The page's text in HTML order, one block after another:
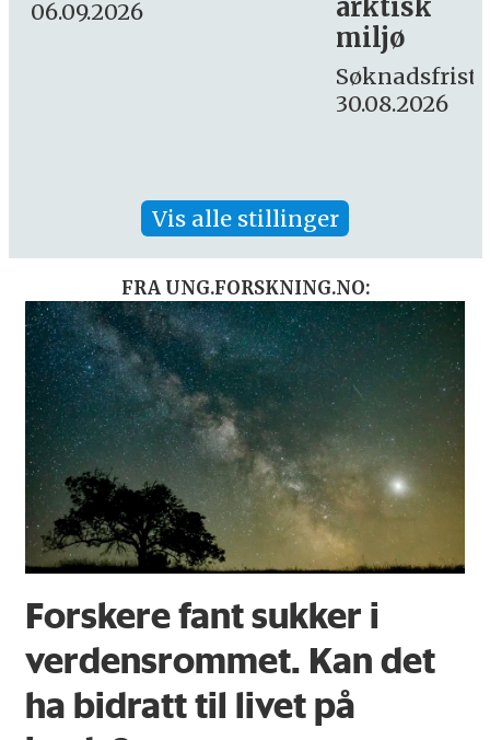
Søknadsfrist:
16. august.
Vis alle stillinger
FRA UNG.FORSKNING.NO:
Forskere fant sukker i
verdensrommet. Kan det
ha bidratt til livet på